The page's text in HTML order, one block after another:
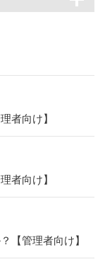
者向け】
者向け】
【管理者向け】